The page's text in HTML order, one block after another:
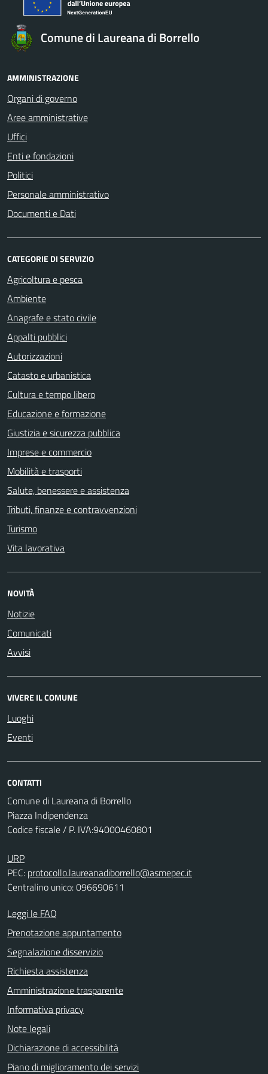
Comune di Laureana di Borrello
AMMINISTRAZIONE
Organi di governo
Aree amministrative
Uffici
Enti e fondazioni
Politici
Personale amministrativo
Documenti e Dati
CATEGORIE DI SERVIZIO
Agricoltura e pesca
Ambiente
Anagrafe e stato civile
Appalti pubblici
Autorizzazioni
Catasto e urbanistica
Cultura e tempo libero
Educazione e formazione
Giustizia e sicurezza pubblica
Imprese e commercio
Mobilità e trasporti
Salute, benessere e assistenza
Tributi, finanze e contravvenzioni
Turismo
Vita lavorativa
NOVITÀ
Notizie
Comunicati
Avvisi
VIVERE IL COMUNE
Luoghi
Eventi
CONTATTI
Comune di Laureana di Borrello
Piazza Indipendenza
Codice fiscale / P. IVA:94000460801
URP
PEC: protocollo.laureanadiborrello@asmepec.it
Centralino unico: 096690611
Leggi le FAQ
Prenotazione appuntamento
Segnalazione disservizio
Richiesta assistenza
Amministrazione trasparente
Informativa privacy
Note legali
Dichiarazione di accessibilità
Piano di miglioramento dei servizi